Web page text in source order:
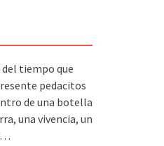
del tiempo que
pedacitos
de una botella
una vivencia, un